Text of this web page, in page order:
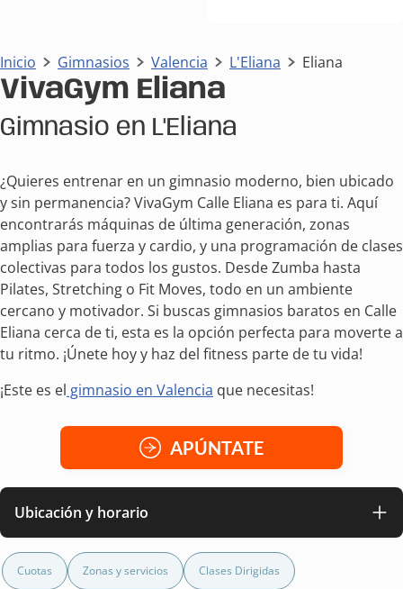
Inicio Gimnasios Valencia L'Eliana Eliana
VivaGym Eliana
Gimnasio en L'Eliana
¿Quieres entrenar en un gimnasio moderno, bien ubicado
y sin permanencia? VivaGym Calle Eliana es para ti. Aquí
encontrarás máquinas de última generación, zonas
amplias para fuerza y cardio, y una programación de clases
colectivas para todos los gustos. Desde Zumba hasta
Pilates, Stretching o Fit Moves, todo en un ambiente
cercano y motivador. Si buscas gimnasios baratos en Calle
Eliana cerca de ti, esta es la opción perfecta para moverte a
tu ritmo. ¡Únete hoy y haz del fitness parte de tu vida!
¡Este es el gimnasio en Valencia que necesitas!
APÚNTATE
Ubicación y horario
Cuotas Zonas y servicios Clases Dirigidas